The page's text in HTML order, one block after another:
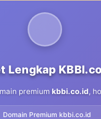
Lengkap
premium kbbi.co.id,
Domain Premium kbbi.co.id